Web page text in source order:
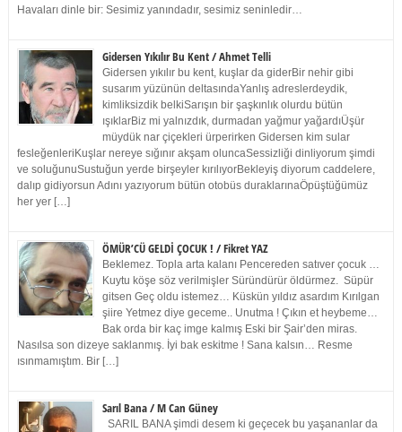
Havaları dinle bir: Sesimiz yanındadır, sesimiz seninledir…
Gidersen Yıkılır Bu Kent / Ahmet Telli
Gidersen yıkılır bu kent, kuşlar da giderBir nehir gibi
susarım yüzünün deltasındaYanlış adreslerdeydik,
kimliksizdik belkiSarışın bir şaşkınlık olurdu bütün
ışıklarBiz mi yalnızdık, durmadan yağmur yağardıÜşür
müydük nar çiçekleri ürperirken Gidersen kim sular
fesleğenleriKuşlar nereye sığınır akşam oluncaSessizliği dinliyorum şimdi
ve soluğunuSustuğun yerde birşeyler kırılıyorBekleyiş diyorum caddelere,
dalıp gidiyorsun Adını yazıyorum bütün otobüs duraklarınaÖpüştüğümüz
her yer […]
ÖMÜR’CÜ GELDİ ÇOCUK ! / Fikret YAZ
Beklemez. Topla arta kalanı Pencereden satıver çocuk …
Kuytu köşe söz verilmişler Süründürür öldürmez. Süpür
gitsen Geç oldu istemez… Küskün yıldız asardım Kırılgan
şiire Yetmez diye geceme.. Unutma ! Çıkın et heybeme…
Bak orda bir kaç imge kalmış Eski bir Şair’den miras.
Nasılsa son dizeye saklanmış. İyi bak eskitme ! Sana kalsın… Resme
ısınmamıştım. Bir […]
Sarıl Bana / M Can Güney
SARIL BANA şimdi desem ki geçecek bu yaşananlar da